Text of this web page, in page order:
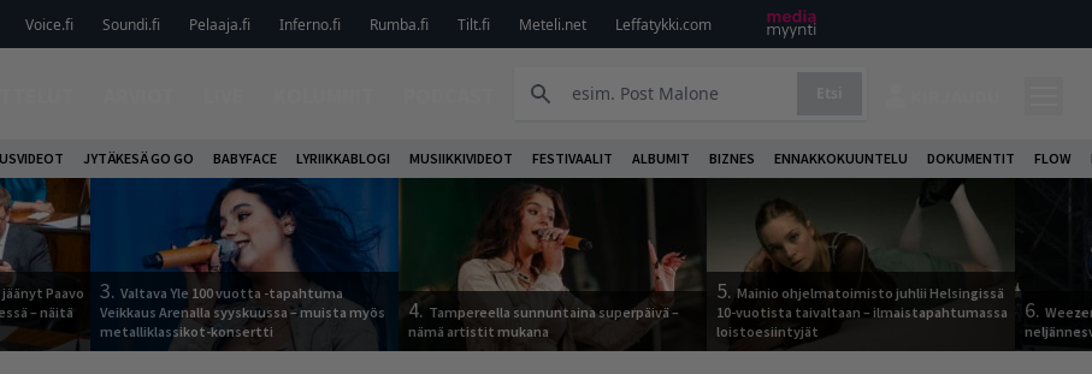
Voice.fi Soundi.fi Pelaaja.fi Inferno.fi Rumba.fi Tilt.fi Meteli.net Leffatykki.com
JYTÄKESÄ GO GO BABYFACE LYRIIKKABLOGI MUSIIKKIVIDEOT FESTIVAALIT ALBUMIT BIZNES ENNAKKOKUUNTELU DOKUMENTIT FLOW
Paavo
– näitä
3. Valtava Yle 100 vuotta -tapahtuma
Veikkaus Arenalla syyskuussa – muista myös
metalliklassikot-konsertti
4. Tampereella sunnuntaina superpäivä –
nämä artistit mukana
5. Mainio ohjelmatoimisto juhlii Helsingissä
10-vuotista taivaltaan – ilmaistapahtumassa
loistoesiintyjät
6.